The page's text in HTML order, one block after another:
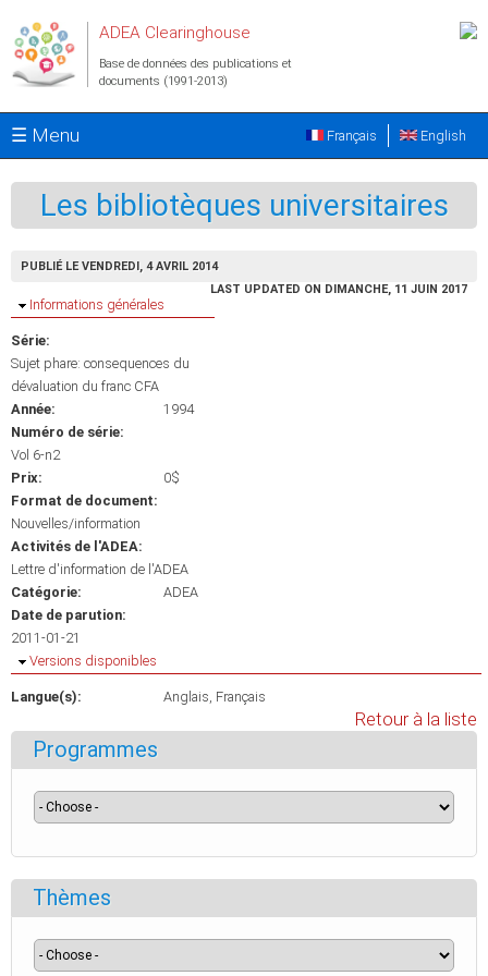
ADEA Clearinghouse
Base de données des publications et
documents (1991-2013)
☰ Menu English
Français
Les bibliotèques universitaires
PUBLIÉ LE VENDREDI, 4 AVRIL 2014
LAST UPDATED ON DIMANCHE, 11 JUIN 2017
Masquer
Informations générales
Série:
Sujet phare: consequences du
dévaluation du franc CFA
Année:
1994
Numéro de série:
Vol 6-n2
Prix:
0$
Format de document:
Nouvelles/information
Activités de l'ADEA:
Lettre d'information de l'ADEA
Catégorie:
ADEA
Date de parution:
2011-01-21
Masquer
Versions disponibles
Langue(s): Anglais Français
Retour à la liste
Programmes
Thèmes